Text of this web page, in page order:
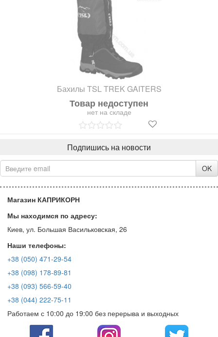
Бахилы TSL TREK GAITERS
Товар недоступен
нет на складе
Подпишись на новости
OK
Магазин КАПРИКОРН
Мы находимся по адресу:
Киев, ул. Большая Васильковская, 26
Наши телефоны:
+38 (050) 471-29-54
+38 (098) 178-89-81
+38 (093) 566-59-40
+38 (044) 222-75-11
Работаем с 10:00 до 19:00 без перерыва и выходных